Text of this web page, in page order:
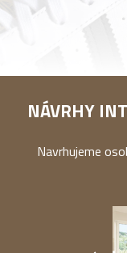
NÁVRHY
Navrhujeme